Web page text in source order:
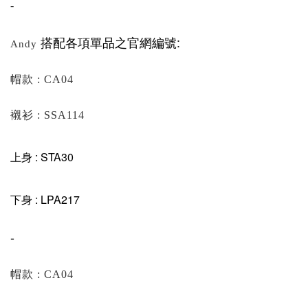
-
Andy 搭配各項單品之官網編號:
帽款 : CA04
襯衫 : SSA114
上身 : STA30
下身 : LPA217
-
帽款 : CA04